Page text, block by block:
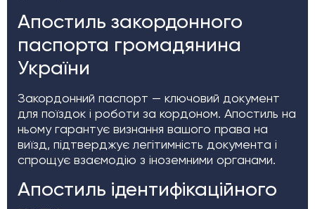
Апостиль закордонного
паспорта громадянина
України
Закордонний паспорт — ключовий документ
для поїздок і роботи за кордоном. Апостиль на
ньому гарантує визнання вашого права на
виїзд, підтверджує легітимність документа і
спрощує взаємодію з іноземними органами.
Апостиль ідентифікаційного